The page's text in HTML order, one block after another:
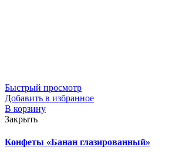
Быстрый просмотр
Добавить в избранное
В корзину
Закрыть
Конфеты «Банан глазированный»